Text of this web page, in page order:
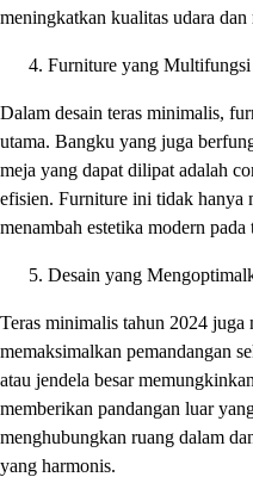
meningkatkan kualitas udara dan
Furniture yang Multifungsi
Dalam desain teras minimalis,
utama. Bangku yang juga
meja yang dapat dilipat adalah
efisien. Furniture ini tidak hanya
menambah estetika modern pada
Desain yang
Teras minimalis tahun 2024 juga
memaksimalkan pemandangan
atau jendela besar
memberikan pandangan luar
menghubungkan ruang dalam
yang harmonis.